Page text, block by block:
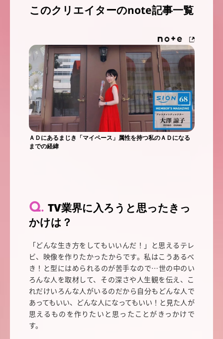
このクリエイターのnote記事一覧
ＡＤにあるまじき「マイペース」属性を持つ私のＡＤになる
までの経緯
TV業界に入ろうと思ったきっ
かけは？
「どんな生き方をしてもいいんだ！」と思えるテレ
ビ、映像を作りたかったからです。私はこうあるべ
き！と型にはめられるのが苦手なので…世の中のい
ろんな人を取材して、その深さや人生観を伝え、こ
れだけいろんな人がいるのだから自分もどんな人で
あってもいい、どんな人になってもいい！と見た人が
思えるものを作りたいと思ったことがきっかけで
す。